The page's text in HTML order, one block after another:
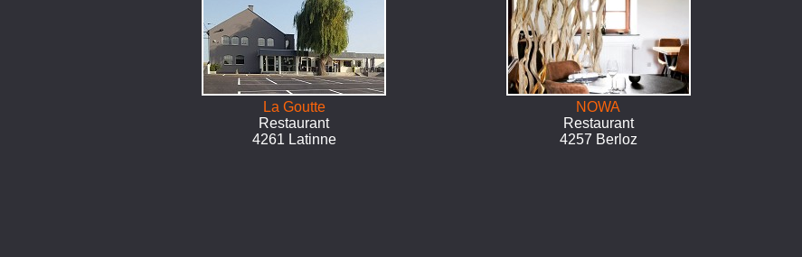
La Goutte
Restaurant
4261 Latinne
NOWA
Restaurant
4257 Berloz